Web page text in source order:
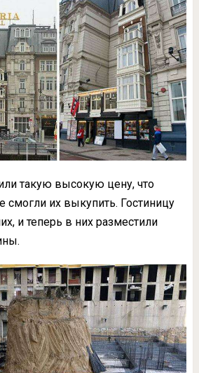
такую высокую цену, что
смогли их выкупить. Гостиницу
и теперь в них разместили